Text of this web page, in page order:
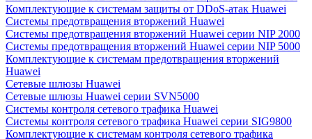
Комплектующие к системам защиты от DDoS-атак Huawei
Системы предотвращения вторжений Huawei
Системы предотвращения вторжений Huawei серии NIP 2000
Системы предотвращения вторжений Huawei серии NIP 5000
Комплектующие к системам предотвращения вторжений
Huawei
Сетевые шлюзы Huawei
Сетевые шлюзы Huawei серии SVN5000
Системы контроля сетевого трафика Huawei
Системы контроля сетевого трафика Huawei серии SIG9800
Комплектующие к системам контроля сетевого трафика